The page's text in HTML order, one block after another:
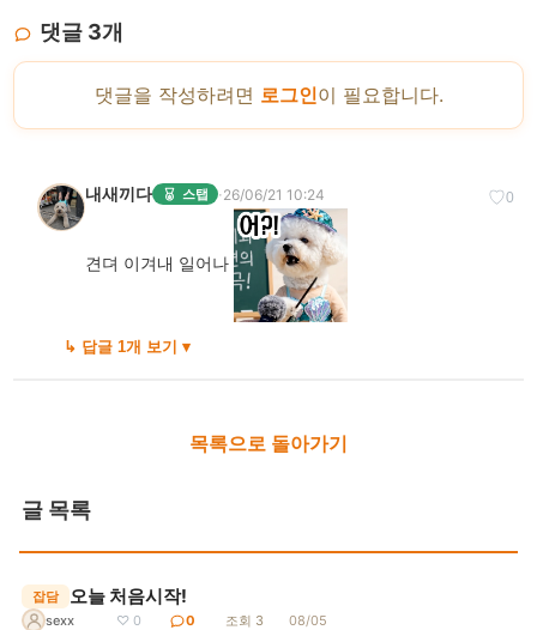
댓글 3개
댓글을 작성하려면 로그인이 필요합니다.
♡0
내새끼다 스탭 ·26/06/21 10:24
견뎌 이겨내 일어나
↳ 답글 1개 보기 ▾
목록으로 돌아가기
글 목록
잡담 오늘 처음시작!
sexx ♡ 0 0 조회 3 08/05